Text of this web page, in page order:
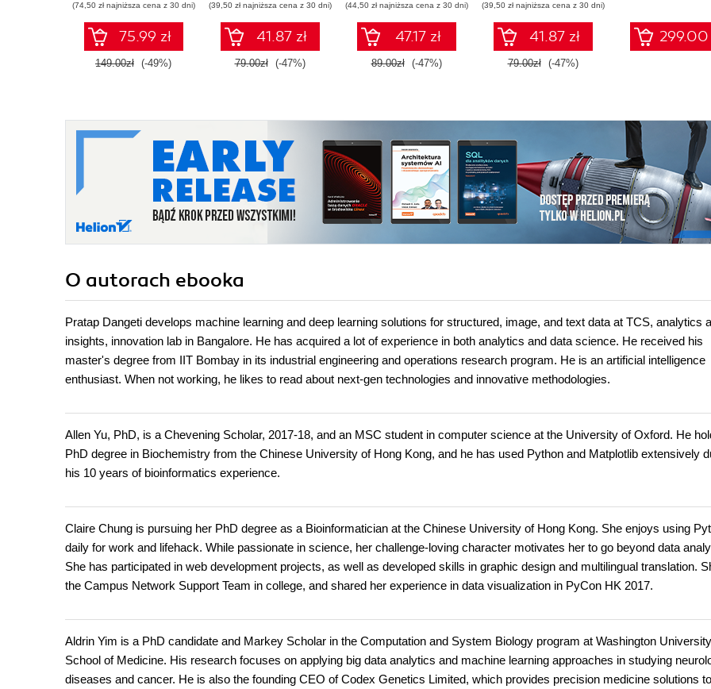
(74,50 zł najniższa cena z 30 dni)
75.99 zł
149.00zł (-49%)
zaawansowany SQL
na potrzeby
praktycznych
zastosowań.
Wydanie IV
(39,50 zł najniższa cena z 30 dni)
41.87 zł
79.00zł (-47%)
Wydanie III
(44,50 zł najniższa cena z 30 dni)
47.17 zł
89.00zł (-47%)
(39,50 zł najniższa cena z 30 dni)
41.87 zł
79.00zł (-47%)
299.00
O autorach ebooka
Pratap Dangeti develops machine learning and deep learning solutions for structured, image, and text data at TCS, analytics
insights, innovation lab in Bangalore. He has acquired a lot of experience in both analytics and data science. He received his
master's degree from IIT Bombay in its industrial engineering and operations research program. He is an artificial intelligence
enthusiast. When not working, he likes to read about next-gen technologies and innovative methodologies.
Allen Yu, PhD, is a Chevening Scholar, 2017-18, and an MSC student in computer science at the University of Oxford. He
PhD degree in Biochemistry from the Chinese University of Hong Kong, and he has used Python and Matplotlib extensively
his 10 years of bioinformatics experience.
Claire Chung is pursuing her PhD degree as a Bioinformatician at the Chinese University of Hong Kong. She enjoys using
daily for work and lifehack. While passionate in science, her challenge-loving character motivates her to go beyond data
She has participated in web development projects, as well as developed skills in graphic design and multilingual translation.
the Campus Network Support Team in college, and shared her experience in data visualization in PyCon HK 2017.
Aldrin Yim is a PhD candidate and Markey Scholar in the Computation and System Biology program at Washington
School of Medicine. His research focuses on applying big data analytics and machine learning approaches in studying
diseases and cancer. He is also the founding CEO of Codex Genetics Limited, which provides precision medicine solutions to